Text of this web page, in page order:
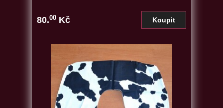
80.00 Kč